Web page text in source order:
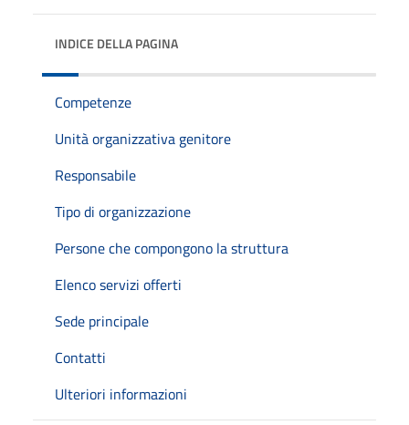
INDICE DELLA PAGINA
Competenze
Unità organizzativa genitore
Responsabile
Tipo di organizzazione
Persone che compongono la struttura
Elenco servizi offerti
Sede principale
Contatti
Ulteriori informazioni